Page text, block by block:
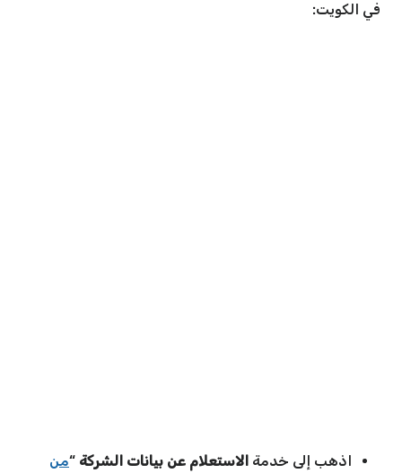
في الكويت:
اذهب إلى خدمة الاستعلام عن بيانات الشركة “من